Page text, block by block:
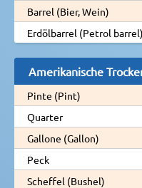
Barrel (Bier, Wein)
Erdölbarrel (Petrol barrel)
Amerikanische
Pinte (Pint)
Quarter
Gallone (Gallon)
Peck
Scheffel (Bushel)